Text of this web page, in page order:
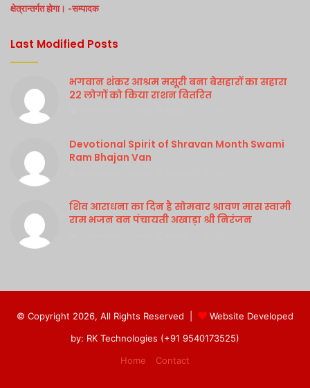
क्षेत्रान्तर्गत होगा। -सम्पादक
Last Modified Posts
भगवान शंकर आश्रम मसूरी बना बेसहारों का सहारा
22 लोगों को किया राशन वितरित
Devotional Spirit of Shravan Month Swami
Ram Bhajan Van
शिव आराधना का दिन है सोमवार श्रावण मास स्वामी
राम भजन वन पंचायती अखाड़ा श्री निरंजन
© Copyright 2026, All Rights Reserved |
Website Developed
by: RK Technologies (+91 9540173525)
Home
Contact